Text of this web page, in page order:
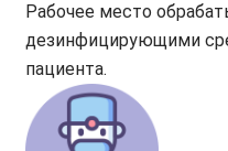
Рабочее место
дезинфицирующими
пациента.